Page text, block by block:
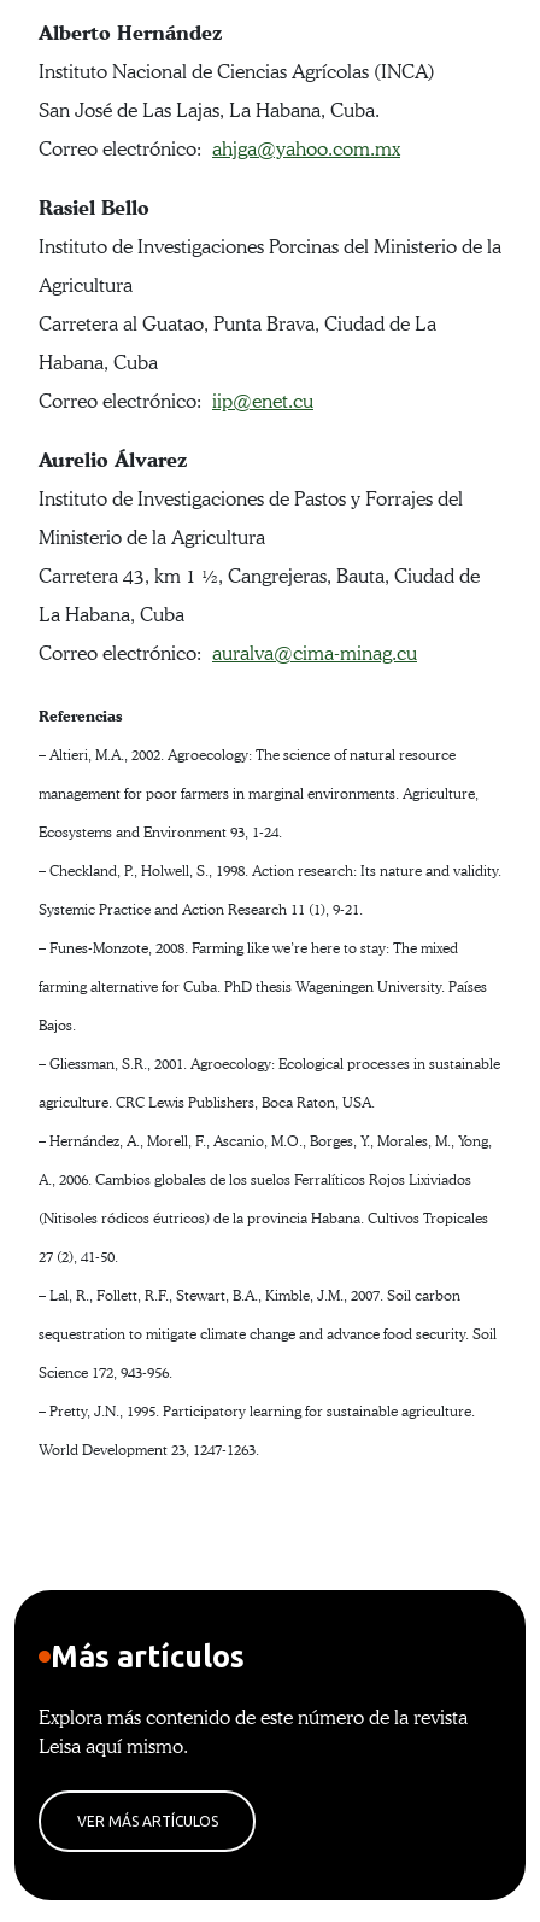
Alberto Hernández
Instituto Nacional de Ciencias Agrícolas (INCA)
San José de Las Lajas, La Habana, Cuba.
Correo electrónico: ahjga@yahoo.com.mx
Rasiel Bello
Instituto de Investigaciones Porcinas del Ministerio de la
Agricultura
Carretera al Guatao, Punta Brava, Ciudad de La
Habana, Cuba
Correo electrónico: iip@enet.cu
Aurelio Álvarez
Instituto de Investigaciones de Pastos y Forrajes del
Ministerio de la Agricultura
Carretera 43, km 1 ½, Cangrejeras, Bauta, Ciudad de
La Habana, Cuba
Correo electrónico: auralva@cima-minag.cu
Referencias
– Altieri, M.A., 2002. Agroecology: The science of natural resource
management for poor farmers in marginal environments. Agriculture,
Ecosystems and Environment 93, 1-24.
– Checkland, P., Holwell, S., 1998. Action research: Its nature and validity.
Systemic Practice and Action Research 11 (1), 9-21.
– Funes-Monzote, 2008. Farming like we’re here to stay: The mixed
farming alternative for Cuba. PhD thesis Wageningen University. Países
Bajos.
– Gliessman, S.R., 2001. Agroecology: Ecological processes in sustainable
agriculture. CRC Lewis Publishers, Boca Raton, USA.
– Hernández, A., Morell, F., Ascanio, M.O., Borges, Y., Morales, M., Yong,
A., 2006. Cambios globales de los suelos Ferralíticos Rojos Lixiviados
(Nitisoles ródicos éutricos) de la provincia Habana. Cultivos Tropicales
27 (2), 41-50.
– Lal, R., Follett, R.F., Stewart, B.A., Kimble, J.M., 2007. Soil carbon
sequestration to mitigate climate change and advance food security. Soil
Science 172, 943-956.
– Pretty, J.N., 1995. Participatory learning for sustainable agriculture.
World Development 23, 1247-1263.
Más artículos
Explora más contenido de este número de la revista
Leisa aquí mismo.
VER MÁS ARTÍCULOS